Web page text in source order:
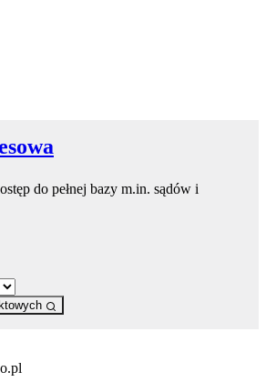
do pełnej bazy m.in. sądów i